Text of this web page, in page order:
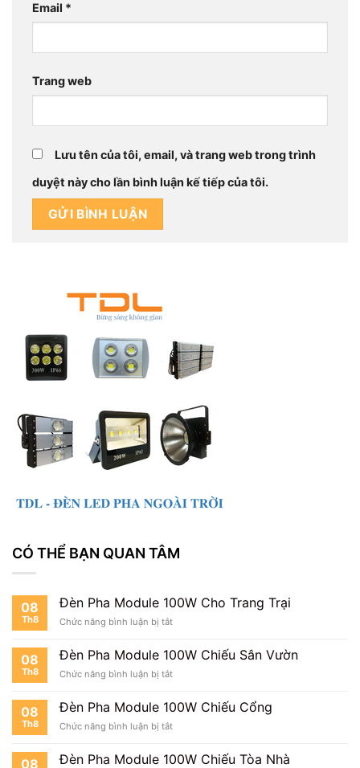
Email *
Trang web
Lưu tên của tôi, email, và trang web trong trình
duyệt này cho lần bình luận kế tiếp của tôi.
CÓ THỂ BẠN QUAN TÂM
08
Th8
Đèn Pha Module 100W Cho Trang Trại
Chức năng bình luận bị tắtở
Pha
Module
100W
Trang
08
Th8
Đèn Pha Module 100W Chiếu Sân Vườn
Chức năng bình luận bị tắtở
Pha
Module
100W
Sân
08
Th8
Đèn Pha Module 100W Chiếu Cổng
Chức năng bình luận bị tắtở
Pha
08 Đèn Pha Module 100W Chiếu Tòa Nhà